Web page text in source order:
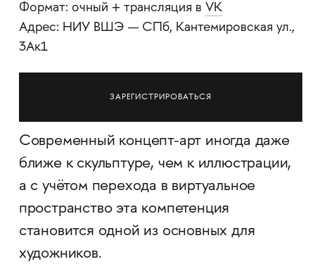
Формат: очный + трансляция в VK
Адрес: НИУ ВШЭ — СПб, Кантемировская ул.,
3Ак1
ЗАРЕГИСТРИРОВАТЬСЯ
Современный концепт-арт иногда даже
ближе к скульптуре, чем к иллюстрации,
а с учётом перехода в виртуальное
пространство эта компетенция
становится одной из основных для
художников.